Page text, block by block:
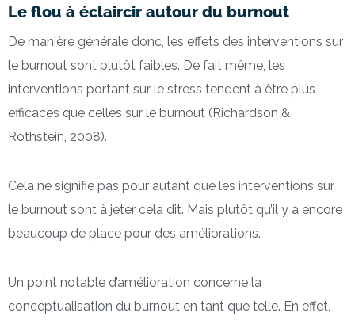
Le flou à éclaircir autour du burnout
De manière générale donc, les effets des interventions sur
le burnout sont plutôt faibles. De fait même, les
interventions portant sur le stress tendent à être plus
efficaces que celles sur le burnout (Richardson &
Rothstein, 2008).
Cela ne signifie pas pour autant que les interventions sur
le burnout sont à jeter cela dit. Mais plutôt qu’il y a encore
beaucoup de place pour des améliorations.
Un point notable d’amélioration concerne la
conceptualisation du burnout en tant que telle. En effet,